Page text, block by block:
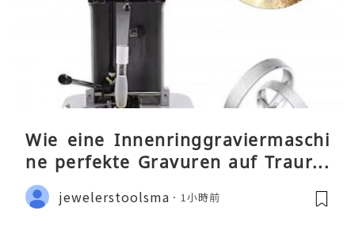
Wie eine Innenringgraviermaschi
ne perfekte Gravuren auf Traurin
gen ermöglicht
jewelerstoolsma 1小時前